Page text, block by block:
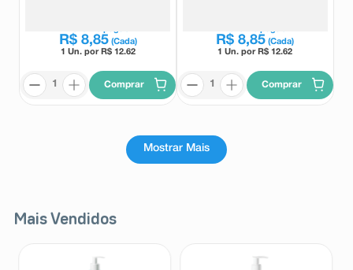
R$ 8,85 (Cada)
1 Un. por R$ 12.62
Comprar
R$ 8,85 (Cada)
1 Un. por R$12.62
Comprar
Mostrar Mais
Mais Vendidos